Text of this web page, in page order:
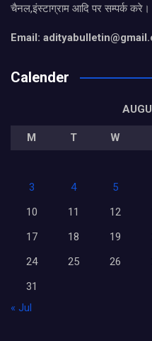
चैनल,इंस्टाग्राम आदि पर सम्पर्क करे।
Email:
Calender
M T W
3
4 5
10
11 12
17
18 19
24
25 26
31
« Jul